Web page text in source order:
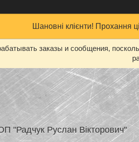
Шановні клієнти! Прохання
заказы и сообщения,
"Радчук Руслан Вікторович"